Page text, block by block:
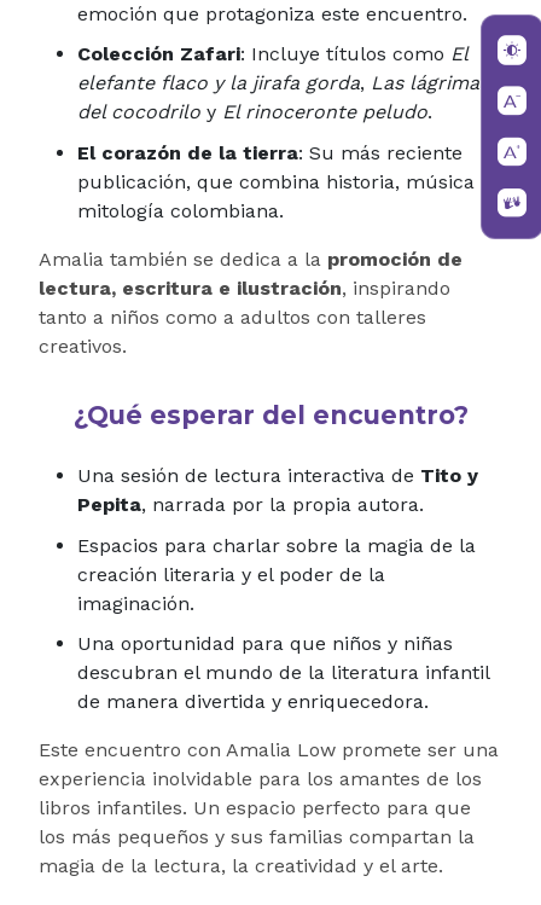
emoción que protagoniza este encuentro.
Colección Zafari: Incluye títulos como El
elefante flaco y la jirafa gorda, Las lágrimas
del cocodrilo y El rinoceronte peludo.
El corazón de la tierra: Su más reciente
publicación, que combina historia, música y
mitología colombiana.
Amalia también se dedica a la promoción de
lectura, escritura e ilustración, inspirando
tanto a niños como a adultos con talleres
creativos.
¿Qué esperar del encuentro?
Una sesión de lectura interactiva de Tito y
Pepita, narrada por la propia autora.
Espacios para charlar sobre la magia de la
creación literaria y el poder de la
imaginación.
Una oportunidad para que niños y niñas
descubran el mundo de la literatura infantil
de manera divertida y enriquecedora.
Este encuentro con Amalia Low promete ser una
experiencia inolvidable para los amantes de los
libros infantiles. Un espacio perfecto para que
los más pequeños y sus familias compartan la
magia de la lectura, la creatividad y el arte.